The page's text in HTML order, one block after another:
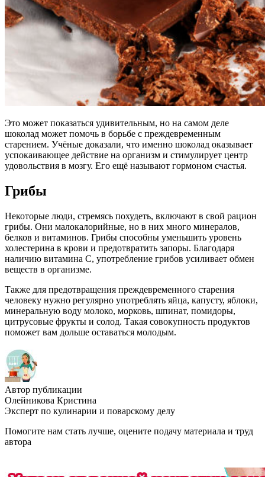
Это может показаться удивительным, но на самом деле
шоколад может помочь в борьбе с преждевременным
старением. Учёные доказали, что именно шоколад оказывает
успокаивающее действие на организм и стимулирует центр
удовольствия в мозгу. Его ещё называют гормоном счастья.
Грибы
Некоторые люди, стремясь похудеть, включают в свой рацион
грибы. Они малокалорийные, но в них много минералов,
белков и витаминов. Грибы способны уменьшить уровень
холестерина в крови и предотвратить запоры. Благодаря
наличию витамина C, употребление грибов усиливает обмен
веществ в организме.
Также для предотвращения преждевременного старения
человеку нужно регулярно употреблять яйца, капусту, яблоки,
минеральную воду молоко, морковь, шпинат, помидоры,
цитрусовые фрукты и солод. Такая совокупность продуктов
поможет вам дольше оставаться молодым.
Автор публикации
Олейникова Кристина
Эксперт по кулинарии и поварскому делу
Помогите нам стать лучше, оцените подачу материала и труд
автора